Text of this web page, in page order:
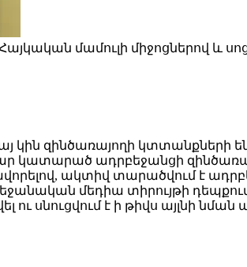
մամուլի միջոցներով և
կին զինծառայողի կտտանքների
կատարած ադրբեջանցի
ակտիվ տարածվում է
մեդիա տիրույթի
սնուցվում է ի թիվս այլնի